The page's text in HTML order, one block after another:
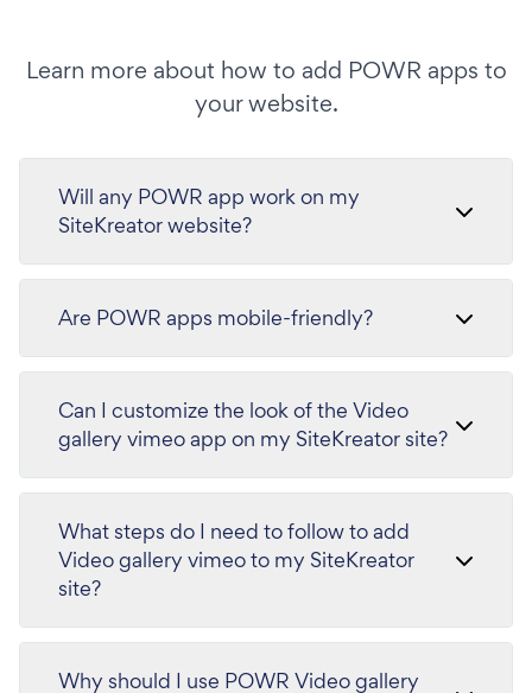
Learn more about how to add POWR apps to
your website.
Will any POWR app work on my
SiteKreator website?
Are POWR apps mobile-friendly?
Can I customize the look of the Video
gallery vimeo app on my SiteKreator site?
What steps do I need to follow to add
Video gallery vimeo to my SiteKreator
site?
Why should I use POWR Video gallery